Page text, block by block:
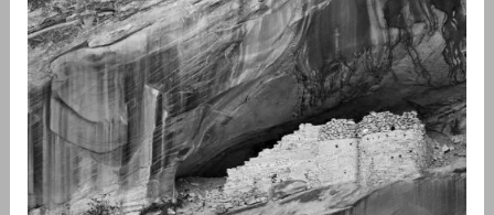
Jonathan
Fearer
–
Nature
First
大
使